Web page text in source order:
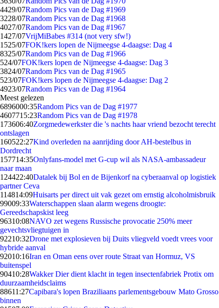
4429/07Random Pics van de Dag #1969
3228/07Random Pics van de Dag #1968
4027/07Random Pics van de Dag #1967
1427/07VrijMiBabes #314 (not very sfw!)
1525/07FOK!kers lopen de Nijmeegse 4-daagse: Dag 4
8325/07Random Pics van de Dag #1966
524/07FOK!kers lopen de Nijmeegse 4-daagse: Dag 3
3824/07Random Pics van de Dag #1965
523/07FOK!kers lopen de Nijmeegse 4-daagse: Dag 2
4923/07Random Pics van de Dag #1964
Meest gelezen
6896000:35Random Pics van de Dag #1977
4607715:23Random Pics van de Dag #1978
173606:40Zorgmedewerkster die 's nachts haar vriend bezocht terecht
ontslagen
160522:27Kind overleden na aanrijding door AH-bestelbus in
Dordrecht
157714:35Onlyfans-model met G-cup wil als NASA-ambassadeur
naar maan
124422:40Datalek bij Bol en de Bijenkorf na cyberaanval op logistiek
partner Ceva
114814:09Huisarts per direct uit vak gezet om ernstig alcoholmisbruik
99009:33Waterschappen slaan alarm wegens droogte:
Gereedschapskist leeg
96310:08NAVO zet wegens Russische provocatie 250% meer
gevechtsvliegtuigen in
92210:32Drone met explosieven bij Duits vliegveld voedt vrees voor
hybride aanval
92010:16Iran en Oman eens over route Straat van Hormuz, VS
buitenspel
90410:28Wakker Dier dient klacht in tegen insectenfabriek Protix om
duurzaamheidsclaims
88611:27Capibara's lopen Braziliaans parlementsgebouw Mato Grosso
binnen